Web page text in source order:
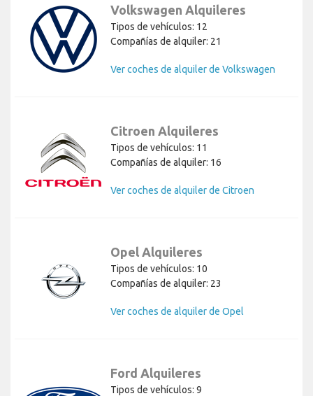
Volkswagen Alquileres
Tipos de vehículos: 12
Compañías de alquiler: 21
Ver coches de alquiler de Volkswagen
Citroen Alquileres
Tipos de vehículos: 11
Compañías de alquiler: 16
Ver coches de alquiler de Citroen
Opel Alquileres
Tipos de vehículos: 10
Compañías de alquiler: 23
Ver coches de alquiler de Opel
Ford Alquileres
Tipos de vehículos: 9